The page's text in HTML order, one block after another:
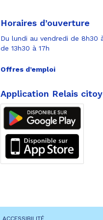
Horaires d’ouverture
Du lundi au vendredi de 8h30
de 13h30 à 17h
Offres d’emploi
Application Relais
ACCESSIBILITÉ